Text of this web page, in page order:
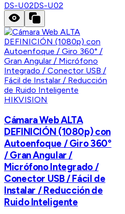
DS-U02DS-U02
HIKVISION
Cámara Web ALTA
DEFINICIÓN (1080p) con
Autoenfoque / Giro 360°
/ Gran Angular /
Micrófono Integrado /
Conector USB / Fácil de
Instalar / Reducción de
Ruido Inteligente